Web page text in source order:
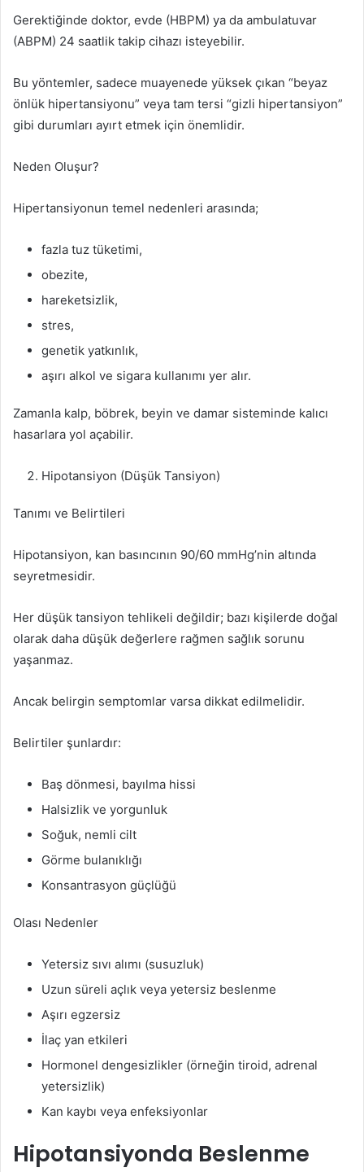
Gerektiğinde doktor, evde (HBPM) ya da ambulatuvar
(ABPM) 24 saatlik takip cihazı isteyebilir.
Bu yöntemler, sadece muayenede yüksek çıkan “beyaz
önlük hipertansiyonu” veya tam tersi “gizli hipertansiyon”
gibi durumları ayırt etmek için önemlidir.
Neden Oluşur?
Hipertansiyonun temel nedenleri arasında;
fazla tuz tüketimi,
obezite,
hareketsizlik,
stres,
genetik yatkınlık,
aşırı alkol ve sigara kullanımı yer alır.
Zamanla kalp, böbrek, beyin ve damar sisteminde kalıcı
hasarlara yol açabilir.
Hipotansiyon (Düşük Tansiyon)
Tanımı ve Belirtileri
Hipotansiyon, kan basıncının 90/60 mmHg’nin altında
seyretmesidir.
Her düşük tansiyon tehlikeli değildir; bazı kişilerde doğal
olarak daha düşük değerlere rağmen sağlık sorunu
yaşanmaz.
Ancak belirgin semptomlar varsa dikkat edilmelidir.
Belirtiler şunlardır:
Baş dönmesi, bayılma hissi
Halsizlik ve yorgunluk
Soğuk, nemli cilt
Görme bulanıklığı
Konsantrasyon güçlüğü
Olası Nedenler
Yetersiz sıvı alımı (susuzluk)
Uzun süreli açlık veya yetersiz beslenme
Aşırı egzersiz
İlaç yan etkileri
Hormonel dengesizlikler (örneğin tiroid, adrenal
yetersizlik)
Kan kaybı veya enfeksiyonlar
Hipotansiyonda Beslenme